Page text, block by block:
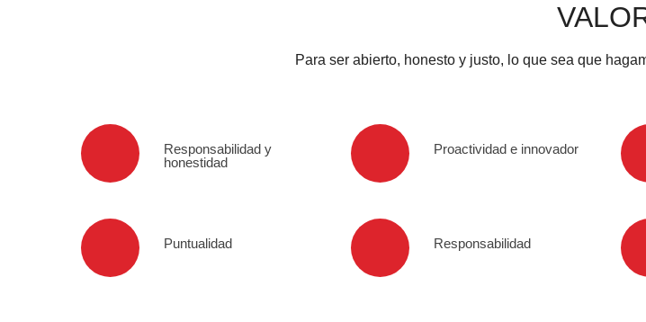
Para ser abierto, honesto y justo, lo que sea que
Responsabilidad y
honestidad
Proactividad e innovador
Puntualidad Responsabilidad